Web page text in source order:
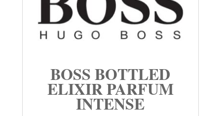
BOSS BOTTLED
ELIXIR PARFUM
INTENSE